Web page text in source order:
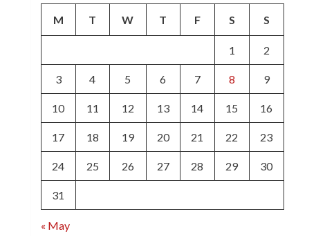
M T W T F S S
1 2
3 4 5 6 7 8 9
10 11 12 13 14 15 16
17 18 19 20 21 22 23
24 25 26 27 28 29 30
31
« May